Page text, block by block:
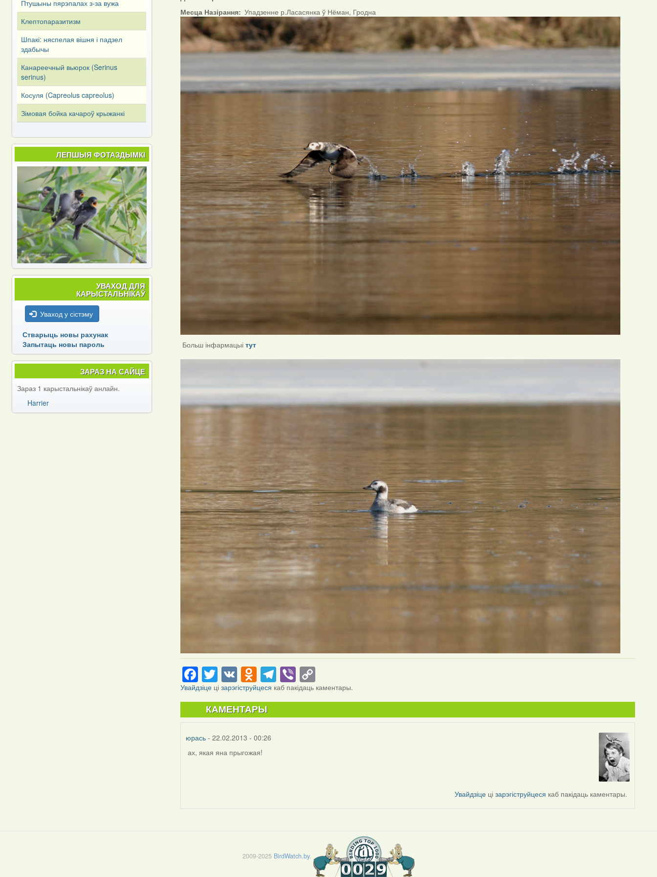
Месца Назірання
Упадзенне р.Ласасянка ў Нёман, Гродна
Больш інфармацыітут
Facebook
Twitter
VKOdnoklassniki
Telegram
Viber
Link
Увайдзіце цізарэгіструйцеся каб пакідаць каментары.
КАМЕНТАРЫ
юрась - 22.02.2013 - 00:26
ах, якая яна прыгожая!
Увайдзіце цізарэгіструйцеся каб пакідаць каментары.
Птушыны пярэпалах з-за вужа
Клептопаразитизм
Шпакі: няспелая вішня і падзел
здабычы
Канареечный вьюрок (Serinus
serinus)
Косуля (Capreоlus capreоlus)
Зімовая бойка качароў крыжанкі
ЛЕПШЫЯ ФОТАЗДЫМКІ
УВАХОД ДЛЯ
КАРЫСТАЛЬНІКАЎ
Уваход у сістэму
Стварыць новы рахунак
Запытаць новы пароль
ЗАРАЗ НА САЙЦЕ
Зараз 1 карыстальнікаў анлайн.
Harrier
2009-2025 BirdWatch.by.